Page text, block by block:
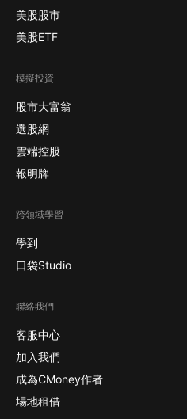
美股股市
美股ETF
模擬投資
股市大富翁
選股網
雲端控股
報明牌
跨領域學習
學到
口袋Studio
聯絡我們
客服中心
加入我們
成為CMoney作者
場地租借